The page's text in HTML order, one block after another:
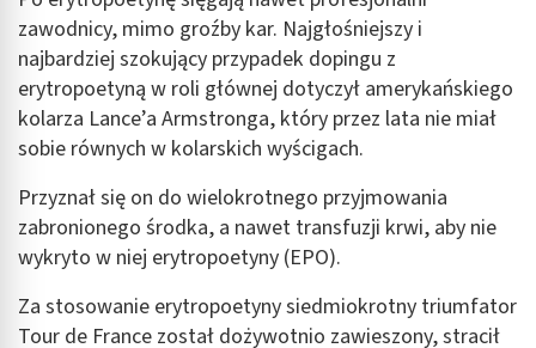
zawodnicy, mimo groźby kar. Najgłośniejszy i
najbardziej szokujący przypadek dopingu z
erytropoetyną w roli głównej dotyczył amerykańskiego
kolarza Lance’a Armstronga, który przez lata nie miał
sobie równych w kolarskich wyścigach.
Przyznał się on do wielokrotnego przyjmowania
zabronionego środka, a nawet transfuzji krwi, aby nie
wykryto w niej erytropoetyny (EPO).
Za stosowanie erytropoetyny siedmiokrotny triumfator
Tour de France został dożywotnio zawieszony, stracił